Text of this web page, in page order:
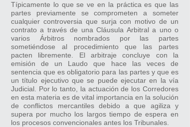
Típicamente lo que se ve en la práctica es que las
partes previamente se comprometen a someter
cualquier controversia que surja con motivo de un
contrato a través de una Cláusula Arbitral a uno o
varios Árbitros nombrados por las partes
sometiéndose al procedimiento que las partes
pacten libremente. El arbitraje concluye con la
emisión de un Laudo que hace las veces de
sentencia que es obligatorio para las partes y que es
un título ejecutivo que se puede ejecutar en la vía
Judicial. Por lo tanto, la actuación de los Corredores
en esta materia es de vital importancia en la solución
de conflictos mercantiles debido a que agiliza y
supera por mucho los largos tiempo de espera en
los procesos convencionales antes los Tribunales.